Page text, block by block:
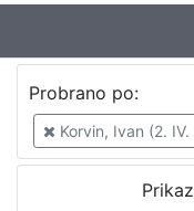
Probrano po:
Korvin, Ivan (2.